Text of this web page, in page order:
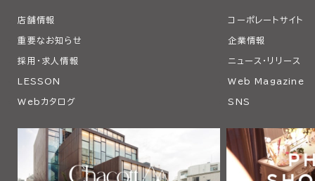
店舗情報 コーポレートサイト
重要なお知らせ 企業情報
採用・求人情報 ニュース・リリース
LESSON Web Magazine
Webカタログ SNS